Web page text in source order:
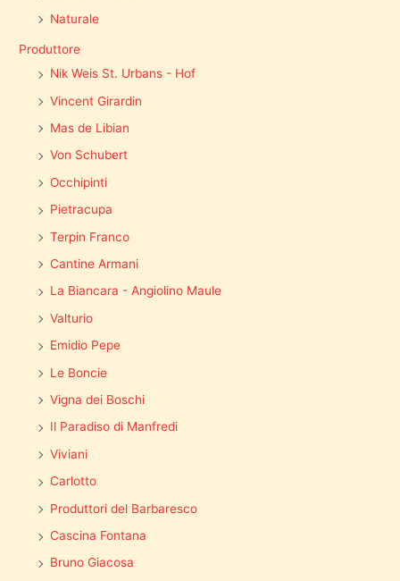
Naturale
Produttore
Nik Weis St. Urbans - Hof
Vincent Girardin
Mas de Libian
Von Schubert
Occhipinti
Pietracupa
Terpin Franco
Cantine Armani
La Biancara - Angiolino Maule
Valturio
Emidio Pepe
Le Boncie
Vigna dei Boschi
Il Paradiso di Manfredi
Viviani
Carlotto
Produttori del Barbaresco
Cascina Fontana
Bruno Giacosa